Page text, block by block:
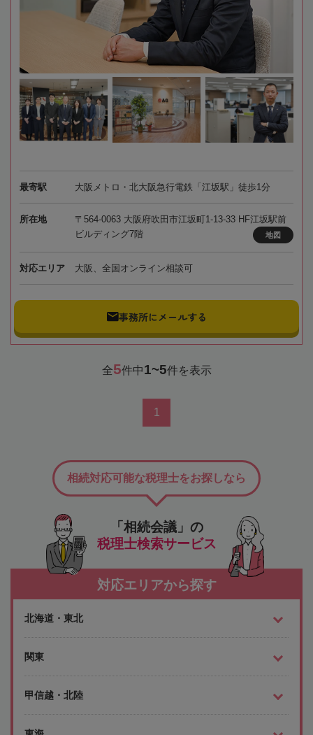
最寄駅 大阪メトロ・北大阪急行電鉄「江坂駅」徒歩1分
所在地
〒564-0063 大阪府吹田市江坂町1-13-33 HF江坂駅前
ビルディング7階
地図
対応エリア 大阪、全国オンライン相談可
事務所にメールする
全5件中1~5件を表示
1
「相続会議」の
税理士検索サービス
相続対応可能な税理士をお探しなら
対応エリアから探す
北海道・東北
関東
甲信越・北陸